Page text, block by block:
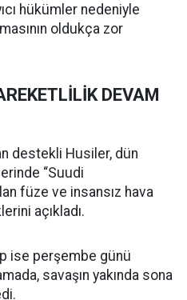
hükümler nedeniyle
oldukça zor
DEVAM
destekli Husiler, dün
“Suudi
füze ve insansız hava
açıkladı.
ise perşembe günü
savaşın yakında sona